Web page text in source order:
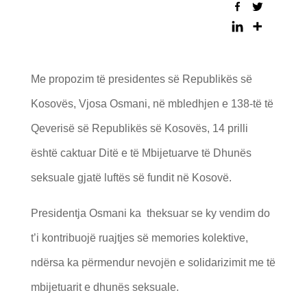
Me propozim të presidentes së Republikës së
Kosovës, Vjosa Osmani, në mbledhjen e 138-të të
Qeverisë së Republikës së Kosovës, 14 prilli
është caktuar Ditë e të Mbijetuarve të Dhunës
seksuale gjatë luftës së fundit në Kosovë.
Presidentja Osmani ka theksuar se ky vendim do
t’i kontribuojë ruajtjes së memories kolektive,
ndërsa ka përmendur nevojën e solidarizimit me të
mbijetuarit e dhunës seksuale.